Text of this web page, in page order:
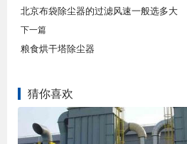
北京布袋除尘器的过滤风速一般选多大
下一篇
粮食烘干塔除尘器
猜你喜欢